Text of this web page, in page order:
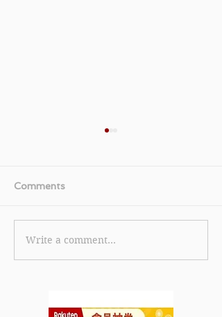
【美國運通白金卡優惠】
美國運通白金卡限時全新
贈 (優惠至2026年6月30
Comments
Write a comment...